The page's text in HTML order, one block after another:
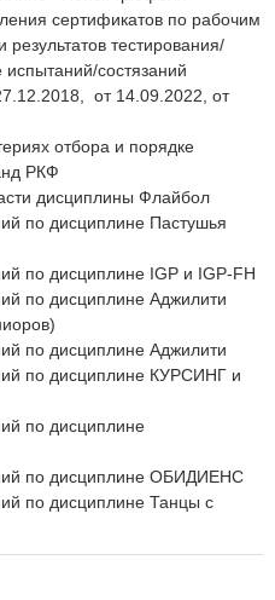
сертификатов по рабочим
результатов тестирования/
состязаний
от 14.09.2022, от
отбора и порядке
РКФ
дисциплины Флайбол
по дисциплине Пастушья
по дисциплине IGP и IGP-FH
по дисциплине Аджилити
по дисциплине Аджилити
по дисциплине КУРСИНГ и
по дисциплине
по дисциплине ОБИДИЕНС
по дисциплине Танцы с